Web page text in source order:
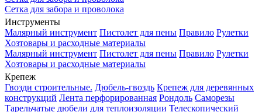
Сетка для забора и проволока
Инструменты
Малярный инструмент Пистолет для пены Правило Рулетки
Хозтовары и расходные материалы
Малярный инструмент Пистолет для пены Правило Рулетки
Хозтовары и расходные материалы
Крепеж
Гвозди строительные. Дюбель-гвоздь Крепеж для деревянных
конструкций Лента перфорированная Рондоль Саморезы
Тарельчатые дюбели для теплоизоляции Телескопический